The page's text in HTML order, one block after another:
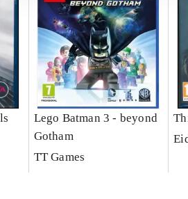
Lego Batman 3 - beyond
Gotham
TT Games